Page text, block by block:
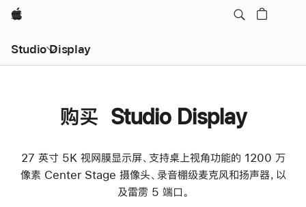
Apple
Studio Display
购买 Studio Display
27 英寸 5K 视网膜显示屏、支持桌上视角功能的 1200 万
像素 Center Stage 摄像头、录音棚级麦克风和扬声器，以
及雷雳 5 端口。